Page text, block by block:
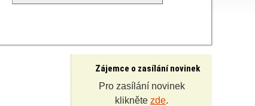
Zájemce o zasílání novinek
Pro zasílání novinek
klikněte zde.